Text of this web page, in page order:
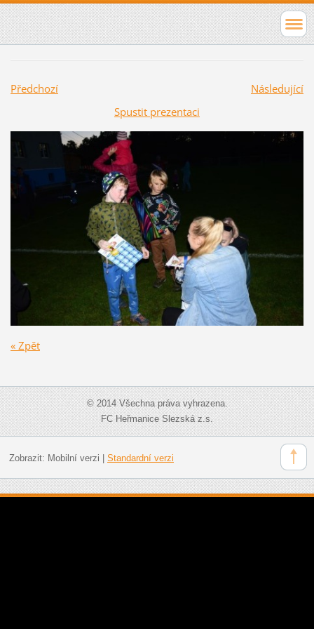
Předchozí
Následující
Spustit prezentaci
« Zpět
© 2014 Všechna práva vyhrazena.
FC Heřmanice Slezská z.s.
Zobrazit: Mobilní verzi Standardní verzi